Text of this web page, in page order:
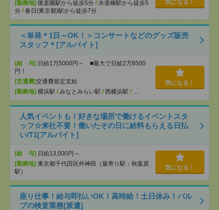
[勤務地] 後楽園駅から徒歩5分 / 水道橋駅から徒歩5
分 / 春日(東京都)駅から徒歩7分
気になる！
＜単発＊1日～OK！＞コンサートなどのグッズ販売
スタッフ＊[アルバイト]
[給 与] 日給1万5000円～ ■最大で日給2万8500
円！
[交通費]交通費規定支給
[勤務地] 横浜駅 / みなとみらい駅 / 西横浜駅 / …
気になる！
人気イベントも！好きな場所で働けるイベントスタ
ッフ☆来社不要！働いたその日に給料もらえる日払
い/T1[アルバイト]
[給 与] 日給13,000円～
[勤務地] 東京都千代田区外神田（最寄り駅：秋葉原
駅）
気になる！
座り仕事！給与即払いOK！高時給！土日休み！バル
ブの検査業務[派遣]